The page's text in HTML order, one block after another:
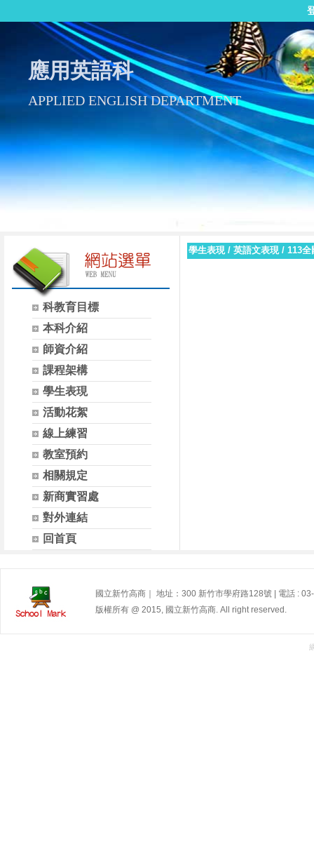
應用英語科
APPLIED ENGLISH DEPARTMENT
科教育目標
本科介紹
師資介紹
課程架構
學生表現
活動花絮
線上練習
教室預約
相關規定
新商實習處
對外連結
回首頁
學生表現/ 英語文表現/ 113全
國立新竹高商｜ 地址：300 新竹市學府路128號 | 電話 :
版權所有 @ 2015, 國立新竹高商. All right reserved.